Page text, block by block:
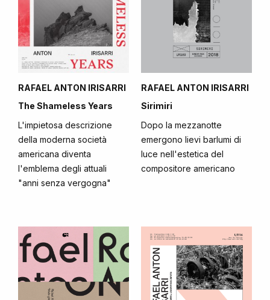
RAFAEL ANTON IRISARRI
The Shameless Years
L'impietosa descrizione
della moderna società
americana diventa
l'emblema degli attuali
"anni senza vergogna"
RAFAEL ANTON IRISARRI
Sirimiri
Dopo la mezzanotte
emergono lievi barlumi di
luce nell'estetica del
compositore americano